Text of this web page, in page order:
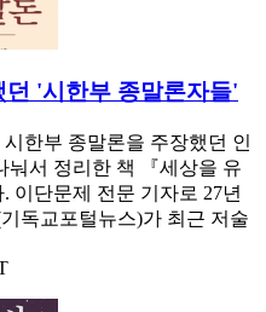
'시한부 종말론자들'
한부 종말론을 주장했던 인
눠서 정리한 책 『세상을 유
이단문제 전문 기자로 27년
독교포털뉴스)가 최근 저술